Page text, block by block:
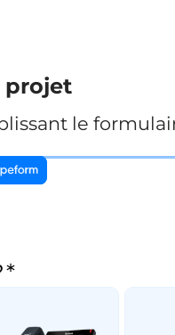
projet
le